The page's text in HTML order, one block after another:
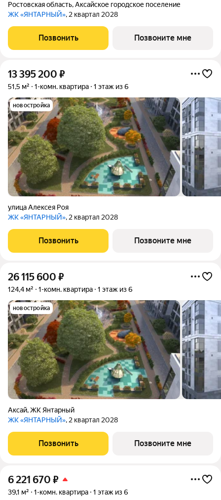
Ростовская область,Аксайское городское поселение
ЖК «ЯНТАРНЫЙ», 2 квартал 2028
Позвонить Позвоните мне
13 395 200 ₽
51,5 м² 1-комн. квартира 1 этаж из 6
новостройка
улица Алексея Роя
ЖК «ЯНТАРНЫЙ», 2 квартал 2028
Позвонить Позвоните мне
26 115 600 ₽
124,4 м² 1-комн. квартира 1 этаж из 6
новостройка
Аксай,ЖК Янтарный
ЖК «ЯНТАРНЫЙ», 2 квартал 2028
Позвонить Позвоните мне
6 221 670 ₽
39,1 м² 1-комн. квартира 1 этаж из 6